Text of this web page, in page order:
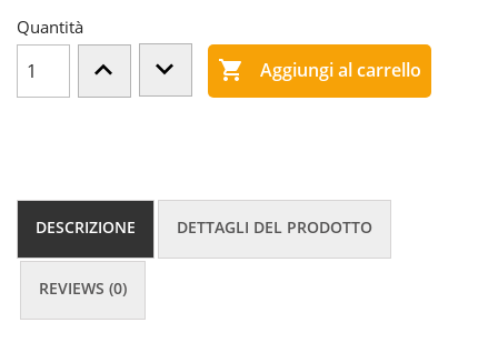
Quantità
 Aggiungi al carrello
DESCRIZIONE DETTAGLI DEL PRODOTTO
REVIEWS (0)